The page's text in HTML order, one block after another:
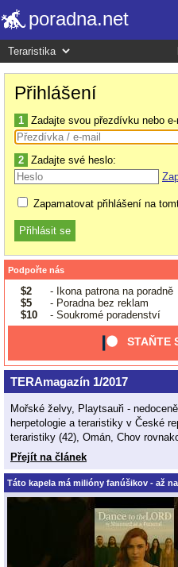
poradna.net
Přihlášení
1 Zadajte svou přezdívku nebo
2 Zadajte své heslo:
Zapamatovat přihlášení na
Podpořte nás
$2
- Ikona patrona na poradně
$5
- Poradna bez reklam
$10
- Soukromé poradenství
STAŇTE
TERAmagazín 1/2017
Mořské želvy, Playtsauři -
herpetologie a teraristiky v České
teraristiky (42), Omán, Chov
Přejít na článek
Táto kapela má milióny fanúšikov - až